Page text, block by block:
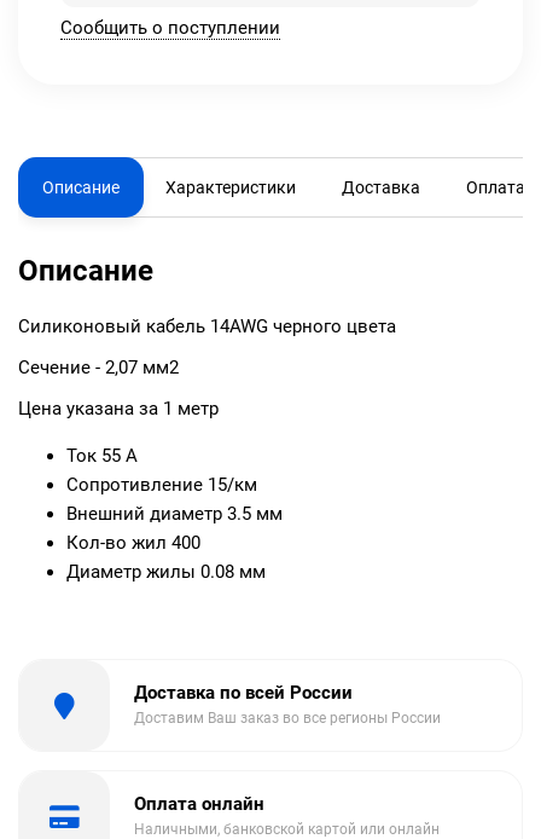
Сообщить о поступлении
Описание Характеристики Доставка Оплата
Описание
Силиконовый кабель 14AWG черного цвета
Сечение - 2,07 мм2
Цена указана за 1 метр
Ток 55 А
Сопротивление 15/км
Внешний диаметр 3.5 мм
Кол-во жил 400
Диаметр жилы 0.08 мм
Доставка по всей России
Доставим Ваш заказ во все регионы России
Оплата онлайн
Наличными, банковской картой или онлайн